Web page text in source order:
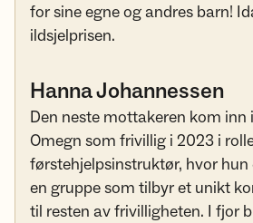
for sine egne og andres barn!
ildsjelprisen.
Hanna Johannessen
Den neste mottakeren kom inn
Omegn som frivillig i 2023 i
førstehjelpsinstruktør, hvor hun
en gruppe som tilbyr et unikt
til resten av frivilligheten. I fjor